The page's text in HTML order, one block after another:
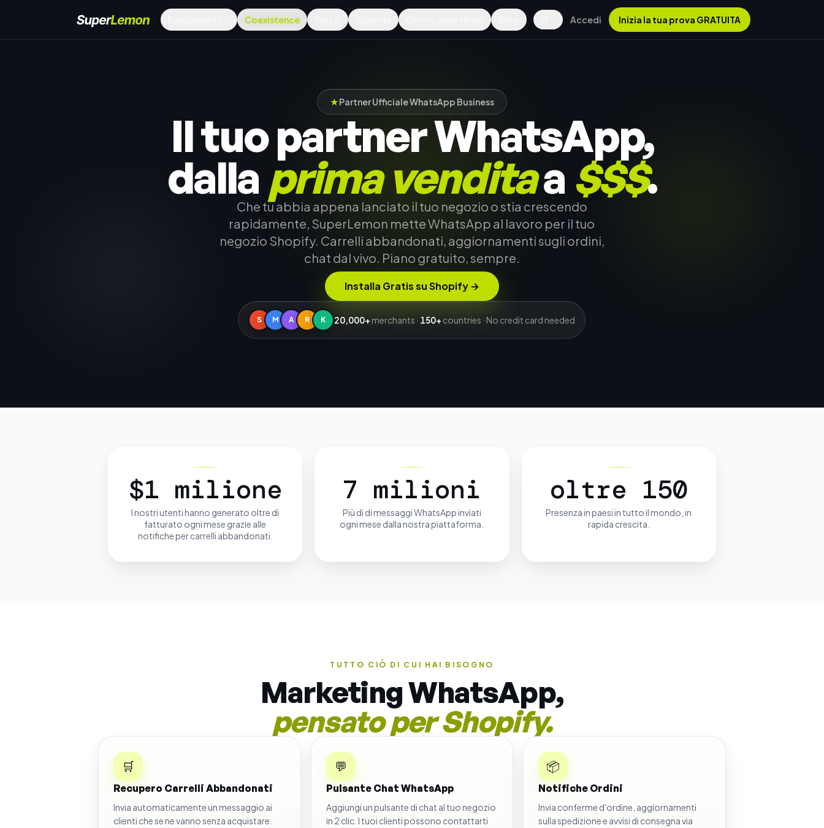
Coexistence Accedi Inizia la tua prova GRATUITA
★Partner Ufficiale WhatsApp Business
Il tuo partner WhatsApp,
dalla prima venditaa $$$.
Che tu abbia appena lanciato il tuo negozio o stia crescendo
rapidamente, SuperLemon mette WhatsApp al lavoro per il tuo
negozio Shopify. Carrelli abbandonati, aggiornamenti sugli ordini,
chat dal vivo. Piano gratuito, sempre.
Installa Gratis su Shopify→
S M A R K 20,000+ merchants · 150+ countries · No credit card needed
$1 milione
I nostri utenti hanno generato oltre di
fatturato ogni mese grazie alle
notifiche per carrelli abbandonati.
7 milioni
Più di di messaggi WhatsApp inviati
ogni mese dalla nostra piattaforma.
oltre 150
Presenza inpaesi in tutto il mondo, in
rapida crescita.
TUTTO CIÒ DI CUI HAI BISOGNO
Marketing WhatsApp,
pensato per Shopify.
🛒
Recupero Carrelli Abbandonati
Invia automaticamente un messaggio ai
clienti che se ne vanno senza acquistare.
💬
Pulsante Chat WhatsApp
Aggiungi un pulsante di chat al tuo negozio
in 2 clic. I tuoi clienti possono contattarti
📦
Notifiche Ordini
Invia conferme d'ordine, aggiornamenti
sulla spedizione e avvisi di consegna via